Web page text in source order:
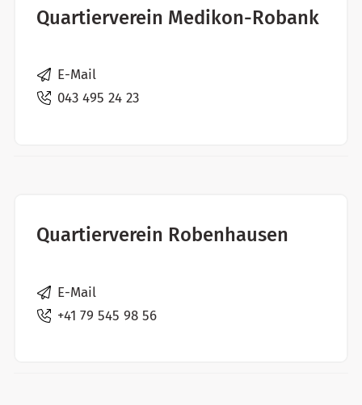
Quartierverein Medikon-Robank
E-Mail
043 495 24 23
Quartierverein Robenhausen
E-Mail
+41 79 545 98 56